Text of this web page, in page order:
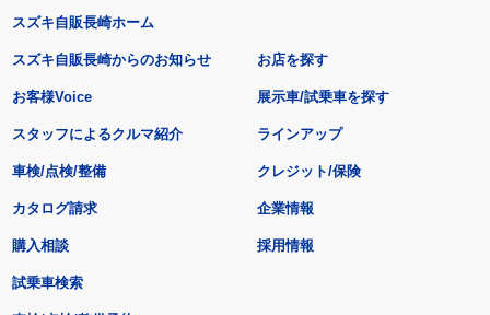
スズキ自販長崎ホーム
スズキ自販長崎からのお知らせ
お客様Voice
スタッフによるクルマ紹介
お店を探す
展示車/試乗車を探す
ラインアップ
車検/点検/整備 クレジット/保険
カタログ請求
購入相談
試乗車検索
企業情報
採用情報